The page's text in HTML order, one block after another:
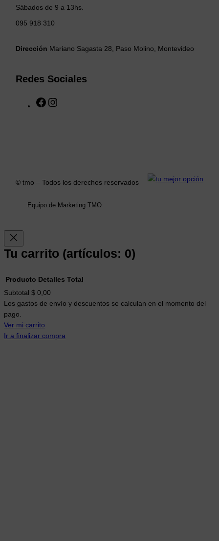
Sábados de 9 a 13hs.
095 918 310
Dirección Mariano Sagasta 28, Paso Molino, Montevideo
Redes Sociales
F
© tmo – Todos los derechos reservados
Equipo de Marketing TMO
Tu carrito (artículos: 0)
Productos
del
carrito
Producto Detalles Total
Subtotal $ 0,00
Los gastos de envío y descuentos se calculan en el momento del
pago.
Ver mi carrito
Ir a finalizar compra